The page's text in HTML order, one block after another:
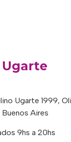
Ugarte 1999,
Aires
9hs a 20hs